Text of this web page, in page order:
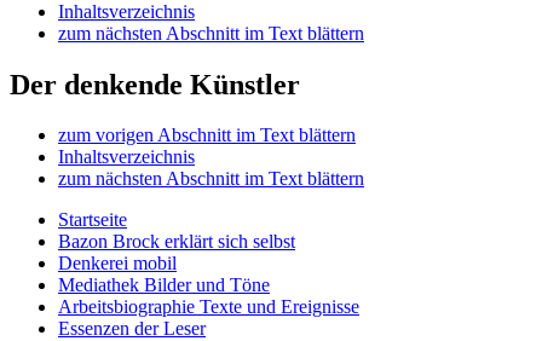
Inhaltsverzeichnis
zum nächsten Abschnitt im Text blättern
Der denkende Künstler
zum vorigen Abschnitt im Text blättern
Inhaltsverzeichnis
zum nächsten Abschnitt im Text blättern
Startseite
Bazon Brock erklärt sich selbst
Denkerei mobil
Mediathek Bilder und Töne
Arbeitsbiographie Texte und Ereignisse
Essenzen der Leser